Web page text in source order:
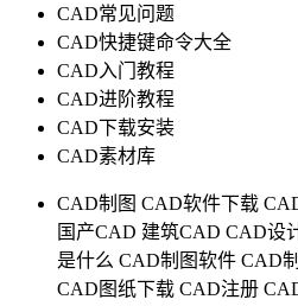
CAD常见问题
CAD快捷键命令大全
CAD入门教程
CAD进阶教程
CAD下载安装
CAD素材库
CAD制图 CAD软件下载
国产CAD 建筑CAD CAD设
是什么 CAD制图软件 CAD
CAD图纸下载 CAD注册